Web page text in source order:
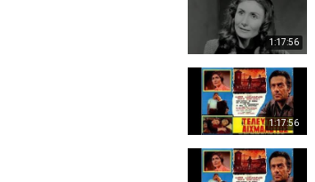
1:17:56
1:17:56